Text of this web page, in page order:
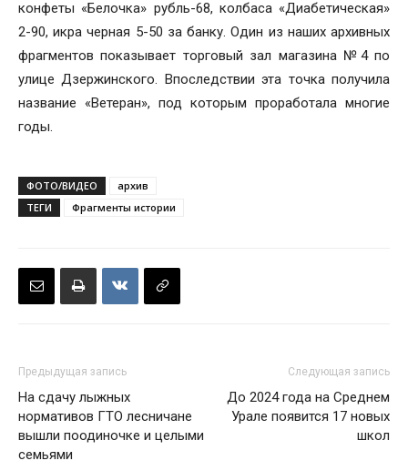
конфеты «Белочка» рубль-68, колбаса «Диабетическая»
2-90, икра черная 5-50 за банку. Один из наших архивных
фрагментов показывает торговый зал магазина №4 по
улице Дзержинского. Впоследствии эта точка получила
название «Ветеран», под которым проработала многие
годы.
ФОТО/ВИДЕО
архив
ТЕГИ
Фрагменты истории
Предыдущая запись
На сдачу лыжных
нормативов ГТО лесничане
вышли поодиночке и целыми
семьями
Следующая запись
До 2024 года на Среднем
Урале появится 17 новых
школ